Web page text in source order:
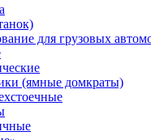
для грузовых
(ямные домкраты)